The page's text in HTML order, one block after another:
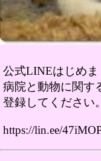
公式LINEはじめま
病院と動物に関す
登録してください。
https://lin.ee/